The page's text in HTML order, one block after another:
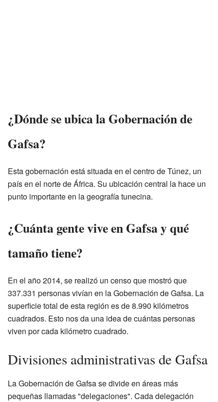
¿Dónde se ubica la Gobernación de
Gafsa?
Esta gobernación está situada en el centro de Túnez, un
país en el norte de África. Su ubicación central la hace un
punto importante en la geografía tunecina.
¿Cuánta gente vive en Gafsa y qué
tamaño tiene?
En el año 2014, se realizó un censo que mostró que
337.331 personas vivían en la Gobernación de Gafsa. La
superficie total de esta región es de 8.990 kilómetros
cuadrados. Esto nos da una idea de cuántas personas
viven por cada kilómetro cuadrado.
Divisiones administrativas de Gafsa
La Gobernación de Gafsa se divide en áreas más
pequeñas llamadas "delegaciones". Cada delegación